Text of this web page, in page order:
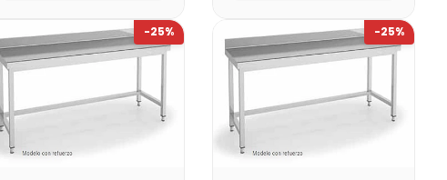
DisponibilidadCargando…
Precio final (+21%)
DisponibilidadCargando…
Precio final (+21%)
-25% -25%